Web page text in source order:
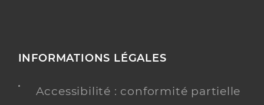
INFORMATIONS LÉGALES
Accessibilité : conformité partielle